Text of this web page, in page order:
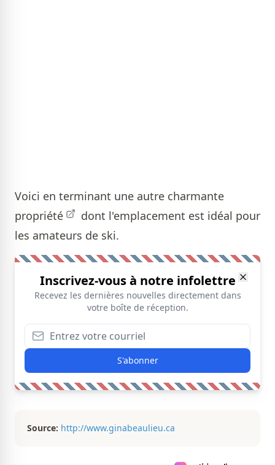
Voici en terminant une autre charmante
propriété
dont l'emplacement est idéal pour
les amateurs de ski.
Inscrivez-vous à notre infolettre
Recevez les dernières nouvelles directement dans
votre boîte de réception.
S'abonner
Source: http://www.ginabeaulieu.ca